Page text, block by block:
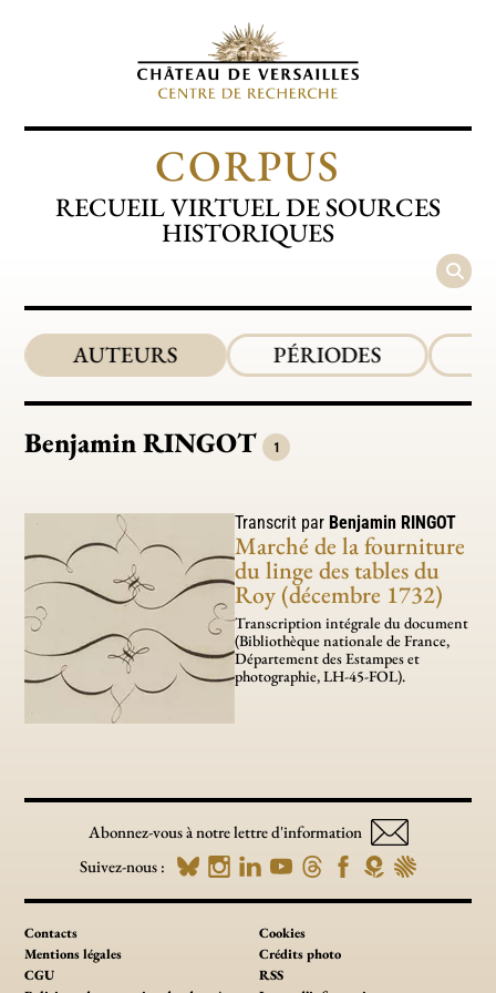
CORPUS
RECUEIL VIRTUEL DE SOURCES
HISTORIQUES
AUTEURS PÉRIODES
BenjaminRINGOT 1
Transcrit par Benjamin RINGOT
Marché de la fourniture
du linge des tables du
Roy (décembre 1732)
Transcription intégrale du document
(Bibliothèque nationale de France,
Département des Estampes et
photographie, LH-45-FOL).
Abonnez-vous à notre lettre d'information
Suivez-nous :
Contacts
Mentions légales
CGU
Cookies
Crédits photo
RSS